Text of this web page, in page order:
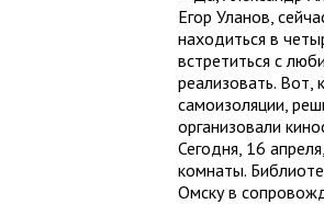
Егор Уланов,
находиться в
встретиться с
реализовать. Вот,
самоизоляции,
организовали
Сегодня, 16
комнаты.
Омску в